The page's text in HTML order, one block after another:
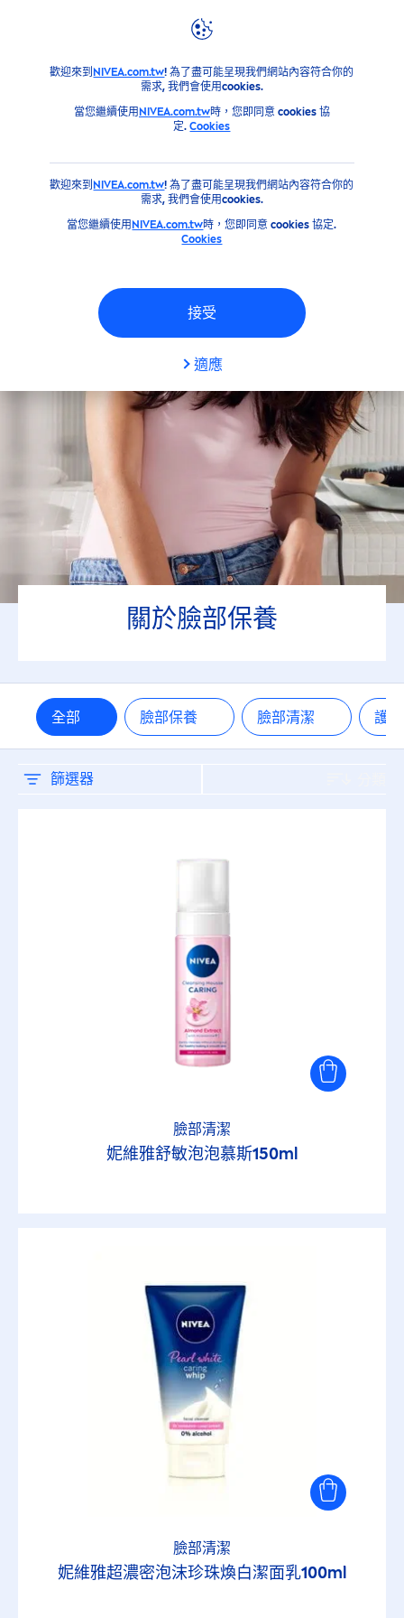
歡迎來到 NIVEA.com.tw! 為了盡可能呈現我們網站內容符合你的
需求, 我們會使用cookies.
當您繼續使用 NIVEA.com.tw時，您即同意 cookies 協
定.Cookies
歡迎來到 NIVEA.com.tw! 為了盡可能呈現我們網站內容符合你的
需求, 我們會使用cookies.
當您繼續使用 NIVEA.com.tw時，您即同意 cookies 協定.
Cookies
接受
適應
產品 臉部
關於臉部保養
全部 臉部保養 臉部清潔 護
篩選器
所有膚質
敏感肌膚
油性肌膚
混合肌膚
熟齡肌
無添加成分
防曬係數
15
臉部清潔
妮維雅舒敏泡泡慕斯150ml
臉部清潔
妮維雅超濃密泡沫珍珠煥白潔面乳100ml